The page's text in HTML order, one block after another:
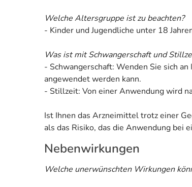
Welche Altersgruppe ist zu beachten?
- Kinder und Jugendliche unter 18
Was ist mit Schwangerschaft und
- Schwangerschaft: Wenden Sie sich
angewendet werden kann.
- Stillzeit: Von einer Anwendung wird
Ist Ihnen das Arzneimittel trotz einer
als das Risiko, das die Anwendung bei
Nebenwirkungen
Welche unerwünschten Wirkungen